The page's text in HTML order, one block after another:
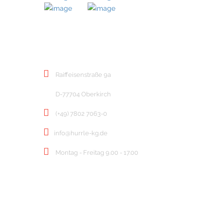
Raiffeisenstraße 9a
D-77704 Oberkirch
(+49) 7802 7063-0
info@hurrle-kg.de
Montag - Freitag 9.00 - 17.00